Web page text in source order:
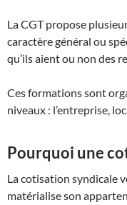
La CGT propose
caractère général ou
qu’ils aient ou non des
Ces formations sont
niveaux : l’entreprise,
Pourquoi une
La cotisation syndicale
matérialise son